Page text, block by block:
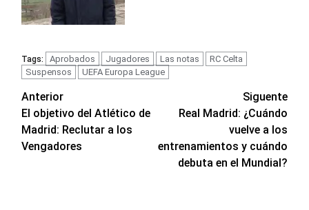
Tags: Aprobados Jugadores Las notas
RC Celta
Suspensos
UEFA Europa League
Navegación
de
entradas
Anterior
El objetivo del Atlético de
Madrid: Reclutar a los
Vengadores
Siguente
Real Madrid: ¿Cuándo
vuelve a los
entrenamientos y cuándo
debuta en el Mundial?